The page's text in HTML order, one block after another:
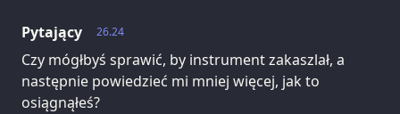
26.24
Pytający
Czy mógłbyś sprawić, by instrument zakaszlał, a
następnie powiedzieć mi mniej więcej, jak to
osiągnąłeś?